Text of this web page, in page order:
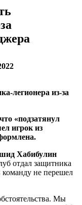
«подзатянул
игрок из
Хабибулин
отдал защитника
не перешел
Мы